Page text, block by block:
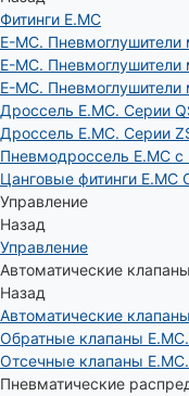
Фитинги E.MC
E-MC. Пневмоглушители
E-MC. Пневмоглушители
E-MC. Пневмоглушители
Дроссель E.MC. Серии
Дроссель E.MC. Серии
Пневмодроссель E.MC
Цанговые фитинги E.MC
Управление
Назад
Управление
Автоматические
Назад
Автоматические
Обратные клапаны
Отсечные клапаны
Пневматические